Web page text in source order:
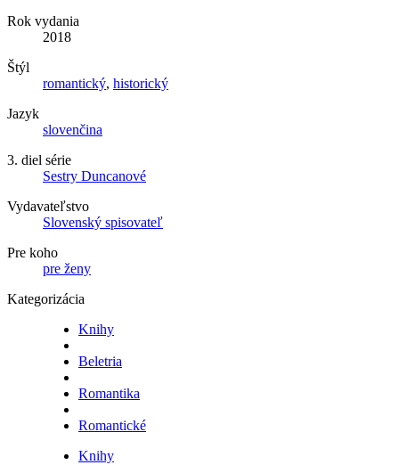
Rok vydania
2018
Štýl
romantický, historický
Jazyk
slovenčina
3. diel série
Sestry Duncanové
Vydavateľstvo
Slovenský spisovateľ
Pre koho
pre ženy
Kategorizácia
Knihy
Beletria
Romantika
Romantické
Knihy